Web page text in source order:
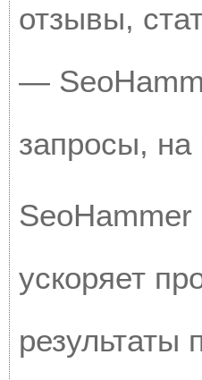
отзывы,
—
запросы, на
ускоряет
результаты